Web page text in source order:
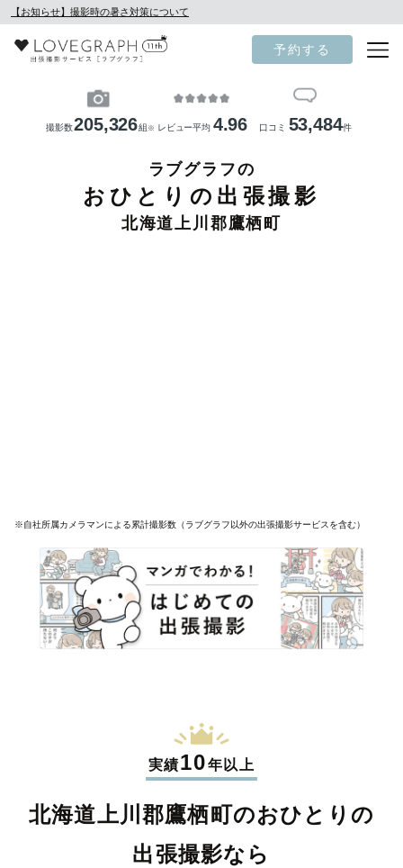
【お知らせ】撮影時の暑さ対策について
予約する
撮影数205,326組 ※ レビュー平均 4.96 口コミ 53,484件
ラブグラフの
おひとりの出張撮影
北海道上川郡鷹栖町
※自社所属カメラマンによる累計撮影数（ラブグラフ以外の出張撮影サービスを含む）
実績10年以上
北海道上川郡鷹栖町のおひとりの
出張撮影なら